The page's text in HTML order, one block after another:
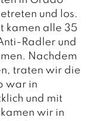
und los.
kamen alle 35
Radler und
Nachdem
traten wir die
war in
und mit
kamen wir in